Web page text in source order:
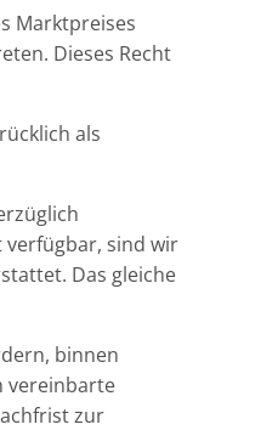
Marktpreises
Dieses Recht
als
sind wir
Das gleiche
binnen
vereinbarte
zur